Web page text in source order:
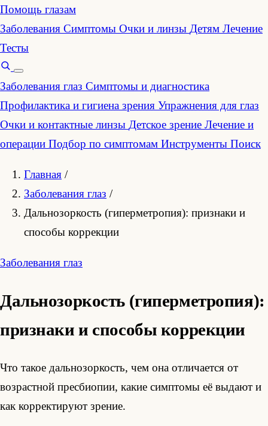
Помощь глазам
Заболевания Симптомы Очки и линзы Детям Лечение
Тесты
Заболевания глаз Симптомы и диагностика
Профилактика и гигиена зрения Упражнения для глаз
Очки и контактные линзы Детское зрение Лечение и
операции Подбор по симптомам Инструменты Поиск
Главная /
Заболевания глаз /
Дальнозоркость (гиперметропия): признаки и
способы коррекции
Заболевания глаз
Дальнозоркость (гиперметропия):
признаки и способы коррекции
Что такое дальнозоркость, чем она отличается от
возрастной пресбиопии, какие симптомы её выдают и
как корректируют зрение.